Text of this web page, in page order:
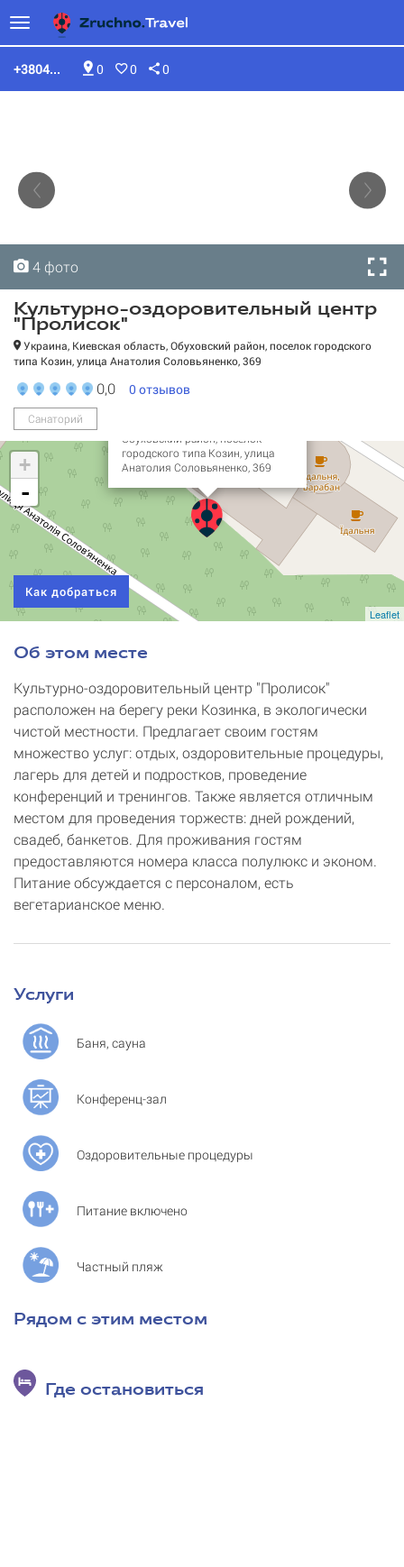
0 0 0
+3804...
4 фото
4 фото
4 фото
4 фото
Культурно-оздоровительный центр
"Пролисок"
Украина, Киевская область, Обуховский район, поселок городского
типа Козин, улица Анатолия Соловьяненко, 369
0,0 0 отзывов
Санаторий
Культурно-
оздоровительный центр
"Пролисок"
Обуховский район, поселок
городского типа Козин, улица
Анатолия Соловьяненко, 369
+
-
Leaflet
Как добраться
Об этом месте
Культурно-оздоровительный центр "Пролисок"
расположен на берегу реки Козинка, в экологически
чистой местности. Предлагает своим гостям
множество услуг: отдых, оздоровительные процедуры,
лагерь для детей и подростков, проведение
конференций и тренингов. Также является отличным
местом для проведения торжеств: дней рождений,
свадеб, банкетов. Для проживания гостям
предоставляются номера класса полулюкс и эконом.
Питание обсуждается с персоналом, есть
вегетарианское меню.
Услуги
Баня, сауна
Конференц-зал
Оздоровительные процедуры
Питание включено
Частный пляж
Рядом с этим местом
Где остановиться